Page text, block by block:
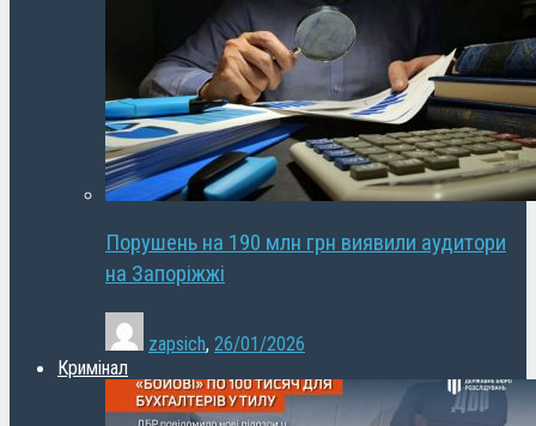
Порушень на 190 млн грн виявили аудитори
на Запоріжжі
zapsich, 26/01/2026
Кримінал